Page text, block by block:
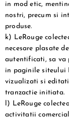
in mod etic,
nostri, precum si
produse.
k) LeRouge
necesare plasate
autentificati, sa va
in paginile siteului
vizualizati si
tranzactie initiata.
l) LeRouge
activitatii